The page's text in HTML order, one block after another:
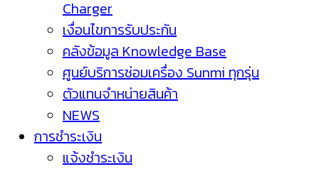
Charger
เงื่อนไขการรับประกัน
คลังข้อมูล Knowledge Base
ศูนย์บริการซ่อมเครื่อง Sunmi ทุกรุ่น
ตัวแทนจำหน่ายสินค้า
NEWS
การชำระเงิน
แจ้งชำระเงิน